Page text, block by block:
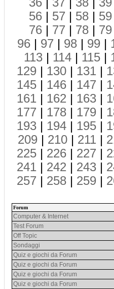
56 | 57 | 58 | 59
76 | 77 | 78 | 79
96 | 97 | 98 | 99 |
113 | 114 | 115 |
129 | 130 | 131 |
145 | 146 | 147 |
161 | 162 | 163 |
177 | 178 | 179 |
193 | 194 | 195 |
209 | 210 | 211 |
225 | 226 | 227 |
241 | 242 | 243 |
257 | 258 | 259 |
Forum
Computer & Internet
Test Forum
Off Topic
Sondaggi
Quiz e giochi da Forum
Quiz e giochi da Forum
Quiz e giochi da Forum
Quiz e giochi da Forum